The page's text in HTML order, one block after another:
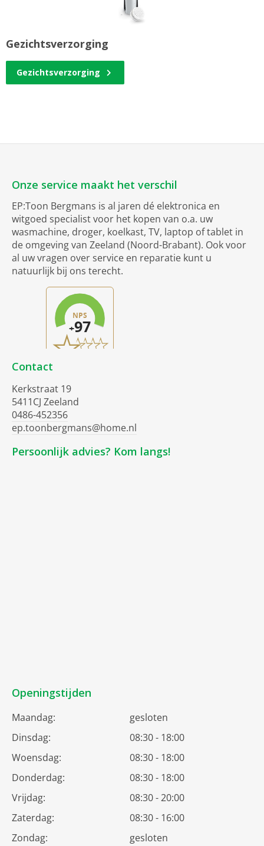
Gezichtsverzorging
Gezichtsverzorging
Onze service maakt het verschil
EP:Toon Bergmans is al jaren dé elektronica en
witgoed specialist voor het kopen van o.a. uw
wasmachine, droger, koelkast, TV, laptop of tablet in
de omgeving van Zeeland (Noord-Brabant). Ook voor
al uw vragen over service en reparatie kunt u
natuurlijk bij ons terecht.
Contact
Kerkstraat 19
5411CJ Zeeland
0486-452356
ep.toonbergmans@home.nl
Persoonlijk advies? Kom langs!
Openingstijden
Maandag:
gesloten
Dinsdag:
08:30 - 18:00
Woensdag:
08:30 - 18:00
Donderdag:
08:30 - 18:00
Vrijdag:
08:30 - 20:00
Zaterdag:
08:30 - 16:00
Zondag:
gesloten